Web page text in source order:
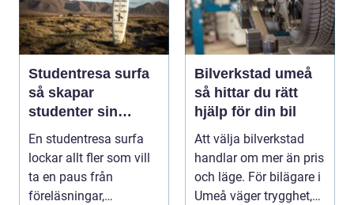
Studentresa surfa
så skapar
studenter sin
ultimata paus från
plugget
En studentresa surfa
lockar allt fler som vill
ta en paus från
föreläsningar,
Bilverkstad umeå
så hittar du rätt
hjälp för din bil
Att välja bilverkstad
handlar om mer än pris
och läge. För bilägare i
Umeå väger trygghet,